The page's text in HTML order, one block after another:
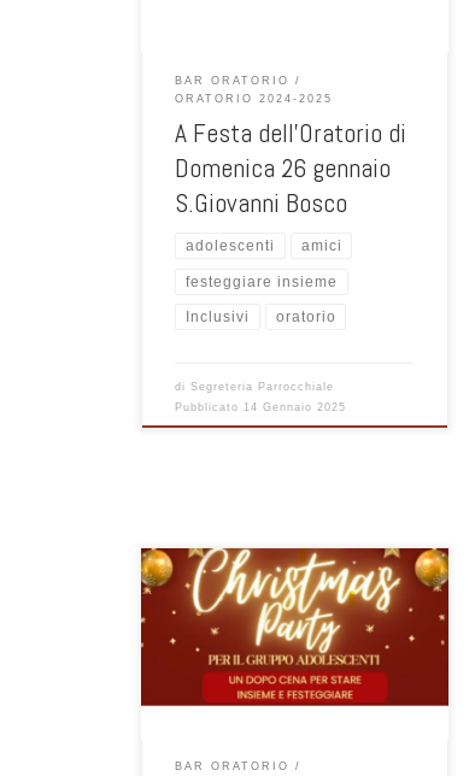
BAR ORATORIO
ORATORIO 2024-2025
A Festa dell’Oratorio di
Domenica 26 gennaio
S.Giovanni Bosco
adolescenti amici
festeggiare insieme
Inclusivi oratorio
diSegreteria Parrocchiale
Pubblicato 14 Gennaio 2025
Un dopo cena per stare insieme e
festeggiare il Natale. Sono inviati tutti
gli adolescenti ! vi aspettiamo!
BAR ORATORIO